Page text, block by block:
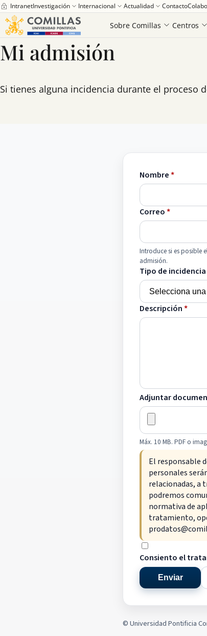
IntranetInvestigación Internacional Actualidad Contacto
Sobre Comillas Centros
Mi admisión
Si tienes alguna incidencia durante el proceso